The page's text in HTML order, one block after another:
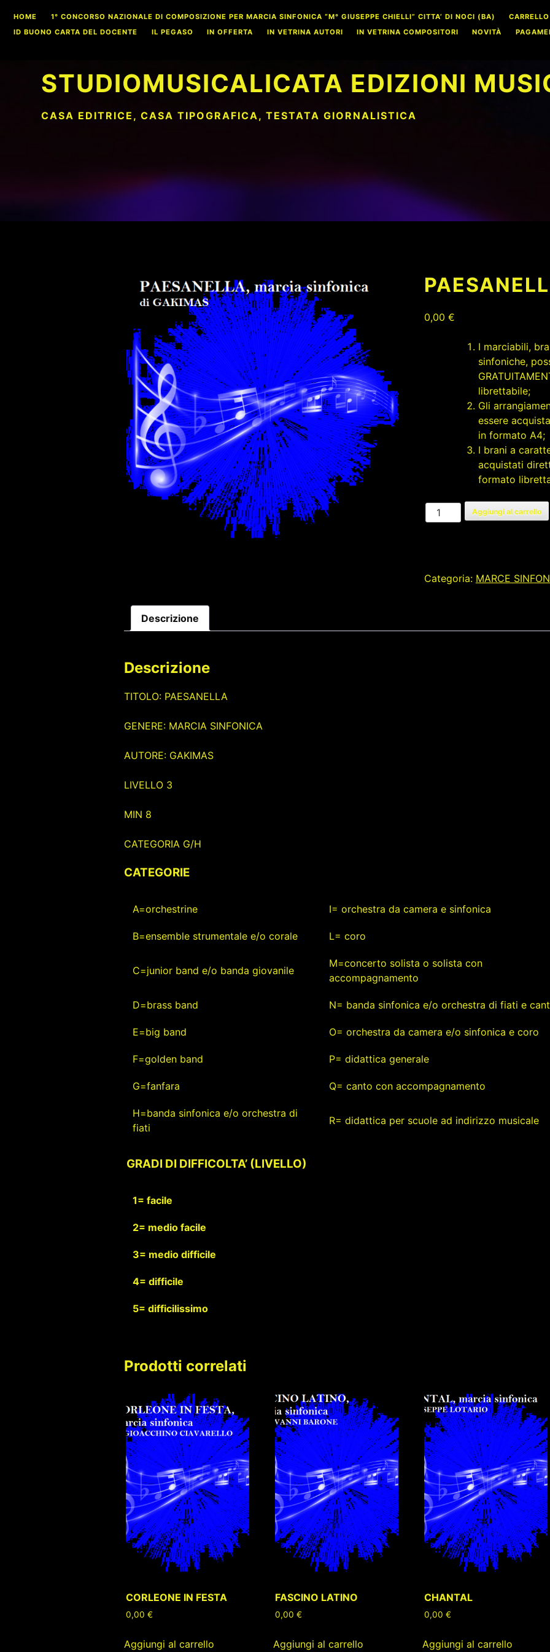
content
HOME 1° CONCORSO NAZIONALE DI COMPOSIZIONE PER MARCIA SINFONICA “M° GIUSEPPE CHIELLI” CITTA’ DI NOCI (BA)
CARRELLO
ID BUONO CARTA DEL DOCENTE
IL PEGASO IN OFFERTA IN VETRINA AUTORI IN VETRINA COMPOSITORI NOVITÀ
STUDIOMUSICALICATA EDIZIONI
CASA EDITRICE, CASA TIPOGRAFICA, TESTATA GIORNALISTICA
0,00 €
I marciabili,
sinfoniche,
librettabile;
Gli
essere
in formato A4;
I brani a
acquistati
formato
PAESANELLA
quantità
Aggiungi al carrello
Categoria: MARCE
Descrizione
Descrizione
TITOLO: PAESANELLA
GENERE: MARCIA SINFONICA
AUTORE: GAKIMAS
LIVELLO 3
MIN 8
CATEGORIA G/H
CATEGORIE
A=orchestrine I= orchestra da camera e sinfonica
B=ensemble strumentale e/o corale L= coro
C=junior band e/o banda giovanile
M=concerto solista o solista con
accompagnamento
D=brass band N= banda sinfonica e/o orchestra di fiati e
E=big band O= orchestra da camera e/o sinfonica e coro
F=golden band P= didattica generale
G=fanfara Q= canto con accompagnamento
H=banda sinfonica e/o orchestra di
fiati
R= didattica per scuole ad indirizzo musicale
GRADI DI DIFFICOLTA’ (LIVELLO)
1= facile
2= medio facile
3= medio difficile
4= difficile
5= difficilissimo
Prodotti correlati
CORLEONE IN FESTA
0,00 €
Aggiungi al carrello
FASCINO LATINO
0,00 €
Aggiungi al carrello
CHANTAL
0,00 €
Aggiungi al carrello